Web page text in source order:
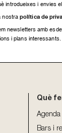
introdueixes i envies
nostrapolítica de
newsletters amb
i plans interessants.
Què
Agenda
Bars i